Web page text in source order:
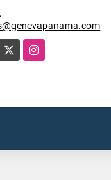
X Instagram